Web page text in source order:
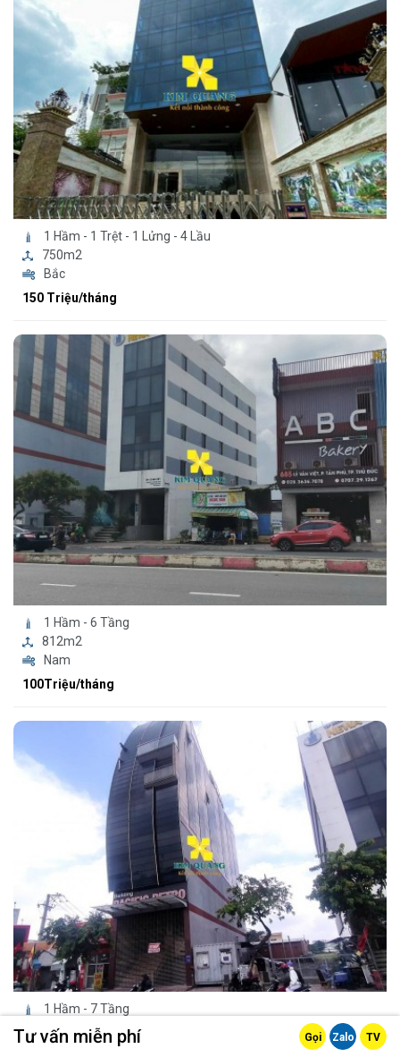
1 Hầm - 1 Trệt - 1 Lửng - 4 Lầu
750m2
Bắc
150 Triệu/tháng
1 Hầm - 6 Tầng
812m2
Nam
100Triệu/tháng
1 Hầm - 7 Tầng
950m2
Nam
Tư vấn miễn phí Gọi Zalo TV